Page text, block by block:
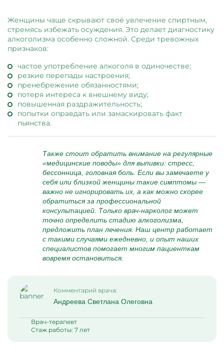
Женщины чаще скрывают своё увлечение спиртным,
стремясь избежать осуждения. Это делает диагностику
алкоголизма особенно сложной. Среди тревожных
признаков:
частое употребление алкоголя в одиночестве;
резкие перепады настроения;
пренебрежение обязанностями;
потеря интереса к внешнему виду;
повышенная раздражительность;
попытки оправдать или замаскировать факт
пьянства.
Также стоит обратить внимание на регулярные
«медицинские поводы» для выпивки: стресс,
бессонница, головная боль. Если вы замечаете у
себя или близкой женщины такие симптомы —
важно не игнорировать их, а как можно скорее
обратиться за профессиональной
консультацией. Только врач-нарколог может
точно определить стадию алкоголизма,
предложить план лечения. Наш центр работает
с такими случаями ежедневно, и опыт наших
специалистов помогает многим пациенткам
вовремя остановиться.
Комментарий врача:
Андреева Светлана Олеговна
Врач-терапевт
Стаж работы: 7 лет